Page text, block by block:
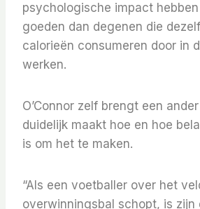
psychologische impact
goeden dan degenen die
calorieën consumeren door in
werken.
O’Connor zelf brengt een
duidelijk maakt hoe en hoe
is om het te maken.
“Als een voetballer over het
overwinningsbal schopt, is zijn